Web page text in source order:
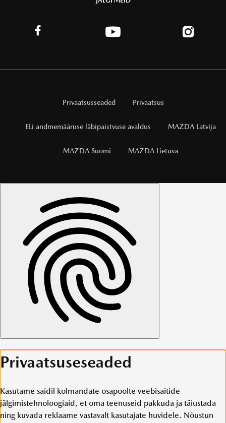
Privaatsusseaded Privaatsus
ELi andmemääruse läbipaistvuse avaldus MAZDA Latvija
MAZDA Suomi MAZDA Lietuva